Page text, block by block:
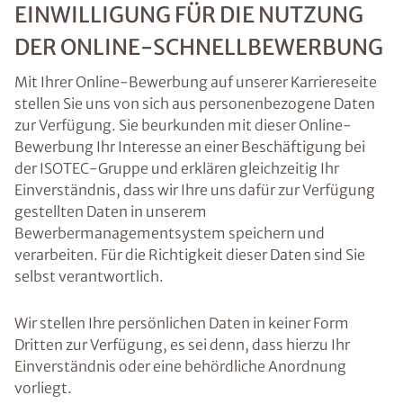
EINWILLIGUNG FÜR DIE NUTZUNG
DER ONLINE-SCHNELLBEWERBUNG
Mit Ihrer Online-Bewerbung auf unserer Karriereseite
stellen Sie uns von sich aus personenbezogene Daten
zur Verfügung. Sie beurkunden mit dieser Online-
Bewerbung Ihr Interesse an einer Beschäftigung bei
der ISOTEC-Gruppe und erklären gleichzeitig Ihr
Einverständnis, dass wir Ihre uns dafür zur Verfügung
gestellten Daten in unserem
Bewerbermanagementsystem speichern und
verarbeiten. Für die Richtigkeit dieser Daten sind Sie
selbst verantwortlich.
Wir stellen Ihre persönlichen Daten in keiner Form
Dritten zur Verfügung, es sei denn, dass hierzu Ihr
Einverständnis oder eine behördliche Anordnung
vorliegt.